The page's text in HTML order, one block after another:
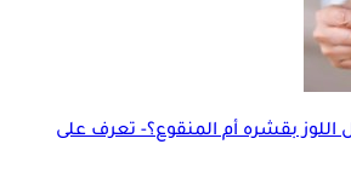
اللوز بقشره أم المنقوع؟- تعرف على